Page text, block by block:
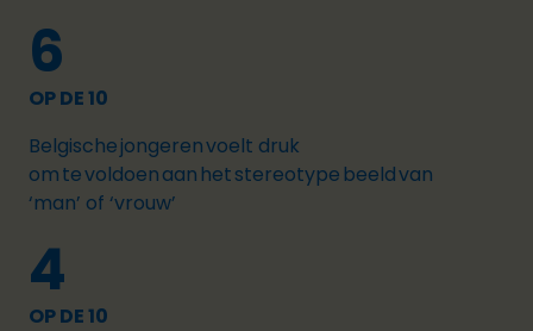
6
OP DE 10
Belgische jongeren voelt druk
om te voldoen aan het stereotype beeld van
‘man’ of ‘vrouw’
4
OP DE 10